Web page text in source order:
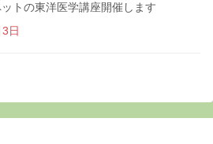
トの東洋医学講座開催します
日